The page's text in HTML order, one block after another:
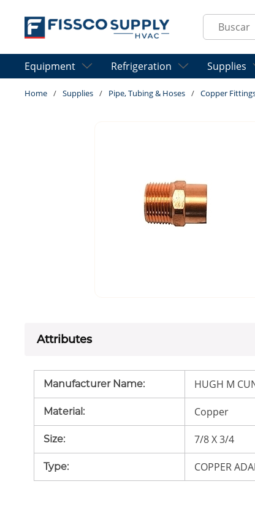
Skip to main content
Site Search
Equipment Refrigeration Supplies
Home / Supplies / Pipe, Tubing & Hoses / Copper
Attributes
Manufacturer Name: HUGH M
Material: Copper
Size: 7/8 X 3/4
Type: COPPER